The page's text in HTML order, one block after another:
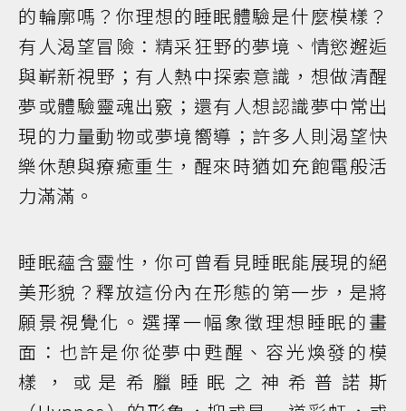
的輪廓嗎？你理想的睡眠體驗是什麼模樣？
有人渴望冒險：精采狂野的夢境、情慾邂逅
與嶄新視野；有人熱中探索意識，想做清醒
夢或體驗靈魂出竅；還有人想認識夢中常出
現的力量動物或夢境嚮導；許多人則渴望快
樂休憩與療癒重生，醒來時猶如充飽電般活
力滿滿。
睡眠蘊含靈性，你可曾看見睡眠能展現的絕
美形貌？釋放這份內在形態的第一步，是將
願景視覺化。選擇一幅象徵理想睡眠的畫
面：也許是你從夢中甦醒、容光煥發的模
樣，或是希臘睡眠之神希普諾斯